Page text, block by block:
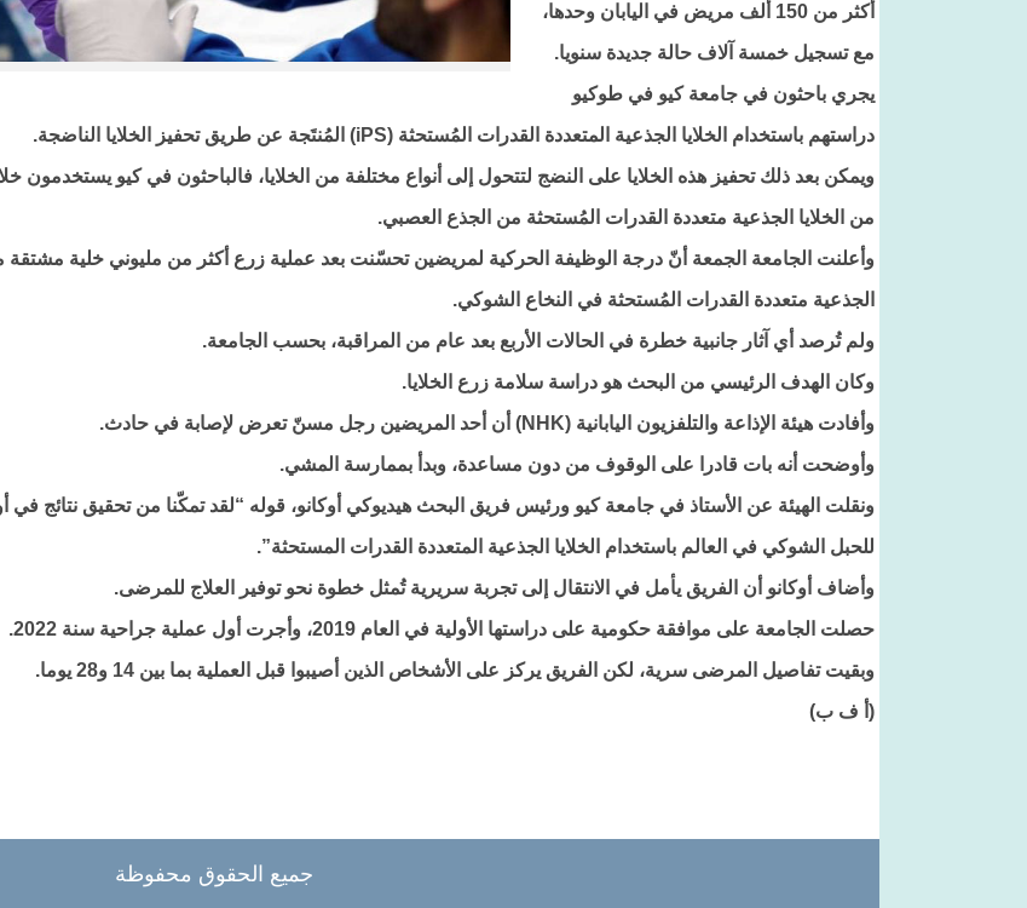
أكثر من 150 ألف مريض في اليابان وحدها،
مع تسجيل خمسة آلاف حالة جديدة سنويا.
يجري باحثون في جامعة كيو في طوكيو
دراستهم باستخدام الخلايا الجذعية المتعددة القدرات المُستحثة (iPS) المُنتَجة عن طريق تحفيز الخلايا الناضجة.
ويمكن بعد ذلك تحفيز هذه الخلايا على النضج لتتحول إلى أنواع مختلفة من الخلايا، فالباحثون في كيو يستخدمون
من الخلايا الجذعية متعددة القدرات المُستحثة من الجذع العصبي.
وأعلنت الجامعة الجمعة أنّ درجة الوظيفة الحركية لمريضين تحسّنت بعد عملية زرع أكثر من مليوني خلية مشتقة
الجذعية متعددة القدرات المُستحثة في النخاع الشوكي.
ولم تُرصد أي آثار جانبية خطرة في الحالات الأربع بعد عام من المراقبة، بحسب الجامعة.
وكان الهدف الرئيسي من البحث هو دراسة سلامة زرع الخلايا.
وأفادت هيئة الإذاعة والتلفزيون اليابانية (NHK) أن أحد المريضين رجل مسنّ تعرض لإصابة في حادث.
وأوضحت أنه بات قادرا على الوقوف من دون مساعدة، وبدأ بممارسة المشي.
ونقلت الهيئة عن الأستاذ في جامعة كيو ورئيس فريق البحث هيديوكي أوكانو، قوله “لقد تمكّنا من تحقيق نتائج في
للحبل الشوكي في العالم باستخدام الخلايا الجذعية المتعددة القدرات المستحثة”.
وأضاف أوكانو أن الفريق يأمل في الانتقال إلى تجربة سريرية تُمثل خطوة نحو توفير العلاج للمرضى.
حصلت الجامعة على موافقة حكومية على دراستها الأولية في العام 2019، وأجرت أول عملية جراحية سنة 2022.
وبقيت تفاصيل المرضى سرية، لكن الفريق يركز على الأشخاص الذين أصيبوا قبل العملية بما بين 14 و28 يوما.
(أ ف ب)
جميع الحقوق محفوظة